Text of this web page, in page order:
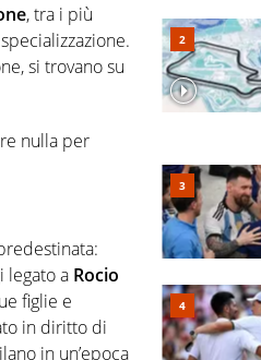
, tra i più
si trovano su
nulla per
legato a Rocio
figlie e
in diritto di
in un’epoca